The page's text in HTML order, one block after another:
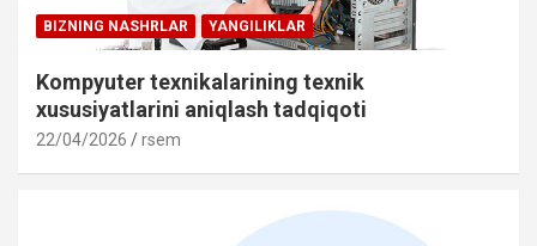
BIZNING NASHRLAR YANGILIKLAR
Kompyuter texnikalarining texnik
xususiyatlarini aniqlash tadqiqoti
22/04/2026 rsem